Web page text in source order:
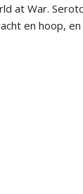
at War.
en hoop,